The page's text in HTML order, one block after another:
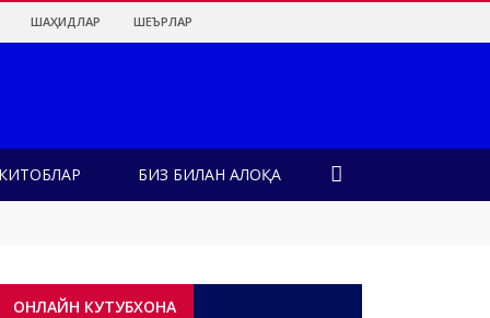
ШАҲИДЛАР ШЕЪРЛАР
КИТОБЛАР БИЗ БИЛАН АЛОҚА
ОНЛАЙН КУТУБХОНА